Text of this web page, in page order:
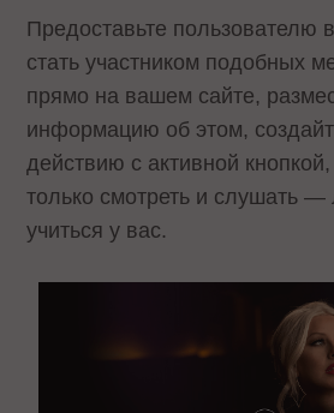
Предоставьте пользователю
стать участником подобных
прямо на вашем сайте,
информацию об этом,
действию с активной
только смотреть и слушать
учиться у вас.